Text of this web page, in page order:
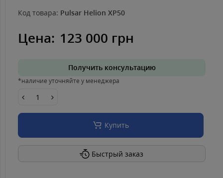
Код товара: Pulsar Helion XP50
Цена: 123 000 грн
Получить консультацию
*наличие уточняйте у менеджера
Купить
Быстрый заказ